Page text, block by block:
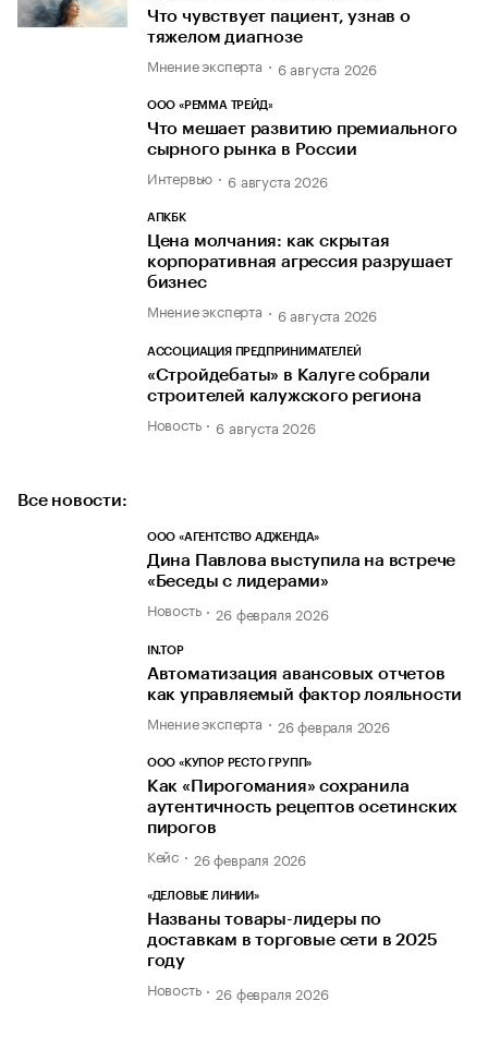
Что чувствует пациент, узнав о
тяжелом диагнозе
Мнение эксперта 6 августа 2026
ООО «РЕММА ТРЕЙД»
Что мешает развитию премиального
сырного рынка в России
Интервью 6 августа 2026
АПКБК
Цена молчания: как скрытая
корпоративная агрессия разрушает
бизнес
Мнение эксперта 6 августа 2026
АССОЦИАЦИЯ ПРЕДПРИНИМАТЕЛЕЙ
«Стройдебаты» в Калуге собрали
строителей калужского региона
Новость 6 августа 2026
Все новости:
ООО «АГЕНТСТВО АДЖЕНДА»
Дина Павлова выступила на встрече
«Беседы с лидерами»
Новость 26 февраля 2026
IN.TOP
Автоматизация авансовых отчетов
как управляемый фактор лояльности
Мнение эксперта 26 февраля 2026
ООО «КУПОР РЕСТО ГРУПП»
Как «Пирогомания» сохранила
аутентичность рецептов осетинских
пирогов
Кейс 26 февраля 2026
«ДЕЛОВЫЕ ЛИНИИ»
Названы товары-лидеры по
доставкам в торговые сети в 2025
году
Новость 26 февраля 2026